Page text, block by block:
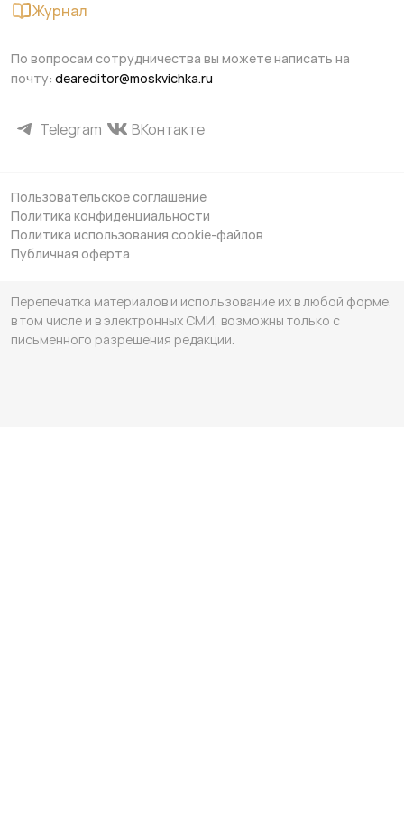
Журнал
По вопросам сотрудничества вы можете написать на
почту: deareditor@moskvichka.ru
Telegram ВКонтакте
Пользовательское соглашение
Политика конфиденциальности
Политика использования cookie-файлов
Публичная оферта
Перепечатка материалов и использование их в любой форме,
в том числе и в электронных СМИ, возможны только с
письменного разрешения редакции.